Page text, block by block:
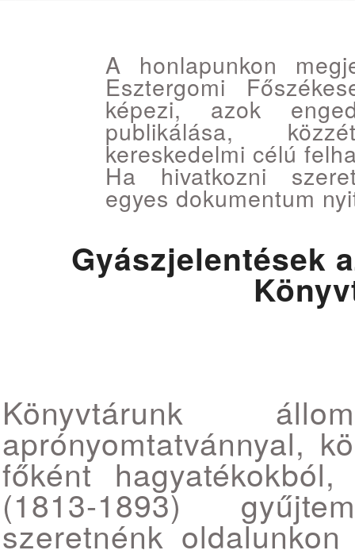
A honlapunkon
Esztergomi
képezi, azok
publikálása,
kereskedelmi célú
Ha hivatkozni
egyes dokumentum
Gyászjelentések
Könyvtárunk
aprónyomtatvánnyal,
főként
(1813-1893)
szeretnénk